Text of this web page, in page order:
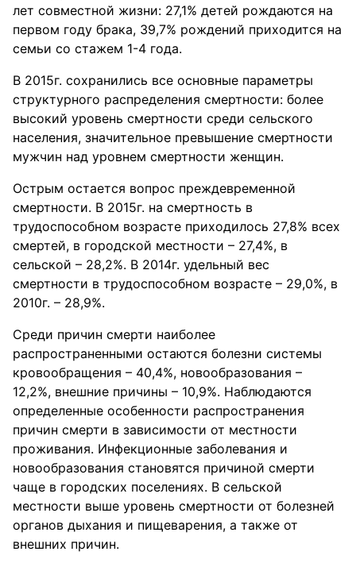
лет совместной жизни: 27,1% детей рождаются на
первом году брака, 39,7% рождений приходится на
семьи со стажем 1-4 года.
В 2015г. сохранились все основные параметры
структурного распределения смертности: более
высокий уровень смертности среди сельского
населения, значительное превышение смертности
мужчин над уровнем смертности женщин.
Острым остается вопрос преждевременной
смертности. В 2015г. на смертность в
трудоспособном возрасте приходилось 27,8% всех
смертей, в городской местности – 27,4%, в
сельской – 28,2%. В 2014г. удельный вес
смертности в трудоспособном возрасте – 29,0%, в
2010г. – 28,9%.
Среди причин смерти наиболее
распространенными остаются болезни системы
кровообращения – 40,4%, новообразования –
12,2%, внешние причины – 10,9%. Наблюдаются
определенные особенности распространения
причин смерти в зависимости от местности
проживания. Инфекционные заболевания и
новообразования становятся причиной смерти
чаще в городских поселениях. В сельской
местности выше уровень смертности от болезней
органов дыхания и пищеварения, а также от
внешних причин.